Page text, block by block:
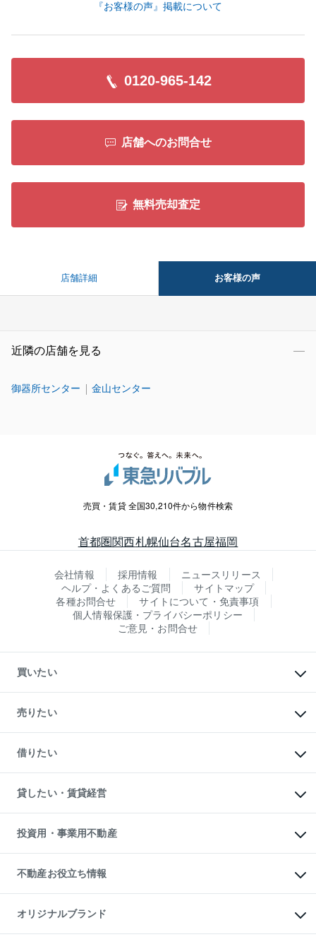
『お客様の声』掲載について
0120-965-142
店舗へのお問合せ
無料売却査定
店舗詳細 お客様の声
近隣の店舗を見る
御器所センター 金山センター
売買・賃貸 全国30,210件から物件検索
首都圏関西札幌仙台名古屋福岡
会社情報 採用情報
ニュースリリース
ヘルプ・よくあるご質問
サイトマップ
各種お問合せ
サイトについて・免責事項
個人情報保護・プライバシーポリシー
ご意見・お問合せ
買いたい
新築・分譲マンションの購入
中古マンションの購入
一戸建ての購入
中古一戸建ての購入
不動産購入の流れ
注目キーワード物件特集
購入ガイド
English 繁体中文簡体中文
売りたい
一戸建ての売却・査定
土地の売却・査定
スピードAI査定
不動産査定について
不動産売却の流れ
不動産買換えの流れ
売却ガイド
借りたい
オフィス・店舗の賃貸
借りるときの流れ
借りるガイド
貸したい・賃貸経営
マンション賃料データ
賃貸管理プラン
リロケーションについて
貸すガイド
投資用・事業用不動産
事業用不動産
マンション投資
投資用マンション
アパート経営
不動産お役立ち情報
マンションライブラリー
人気マンションランキング
暮らしに役立つ不動産メディア
オリジナルブランド